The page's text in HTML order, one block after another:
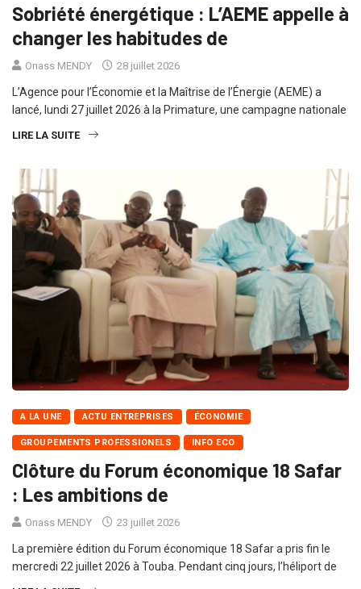
Sobriété énergétique : L’AEME appelle à
changer les habitudes de
Onass MENDY 28 juillet 2026
L’Agence pour l’Économie et la Maîtrise de l’Énergie (AEME) a
lancé, lundi 27 juillet 2026 à la Primature, une campagne nationale
LIRE LA SUITE
A LA UNE ACTU ENTREPRISES ÉCONOMIE
GROUPEMENTS PROFESSIONELS INFO ECO
Clôture du Forum économique 18 Safar
: Les ambitions de
Onass MENDY 23 juillet 2026
La première édition du Forum économique 18 Safar a pris fin le
mercredi 22 juillet 2026 à Touba. Pendant cinq jours, l’héliport de